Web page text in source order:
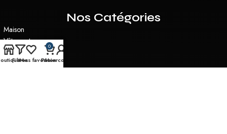
Nos Catégories
Maison
Vêtements
Santé & Beauté
Plantes Artificielles
FiltresMes favoris
0
Panier
Mon compte